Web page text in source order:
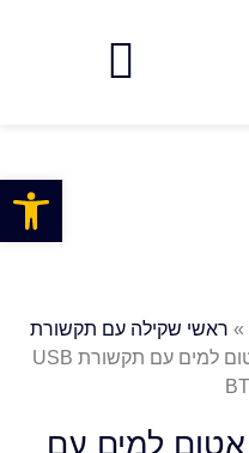
» ראשי שקילה עם תקשורת
ראש שקילה AND אטום למים עם תקשורת USB
ראש שקילה AND אטום למים עם